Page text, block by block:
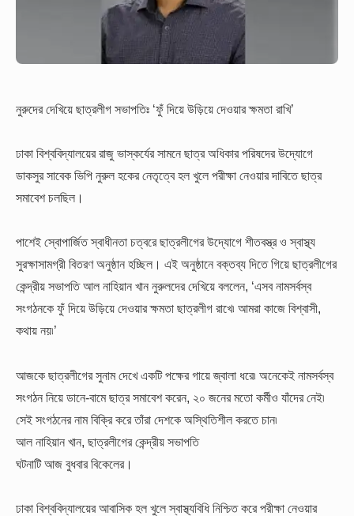
নুরুদের দেখিয়ে ছাত্রলীগ সভাপতিঃ ‘ফুঁ দিয়ে উড়িয়ে দেওয়ার ক্ষমতা রাখি’
ঢাকা বিশ্ববিদ্যালয়ের রাজু ভাস্কর্যের সামনে ছাত্র অধিকার পরিষদের উদ্যোগে
ডাকসুর সাবেক ভিপি নুরুল হকের নেতৃত্বে হল খুলে পরীক্ষা নেওয়ার দাবিতে ছাত্র
সমাবেশ চলছিল।
পাশেই স্বোপার্জিত স্বাধীনতা চত্বরে ছাত্রলীগের উদ্যোগে শীতবস্ত্র ও স্বাস্থ্য
সুরক্ষাসামগ্রী বিতরণ অনুষ্ঠান হচ্ছিল। এই অনুষ্ঠানে বক্তব্য দিতে গিয়ে ছাত্রলীগের
কেন্দ্রীয় সভাপতি আল নাহিয়ান খান নুরুলদের দেখিয়ে বললেন, ‘এসব নামসর্বস্ব
সংগঠনকে ফুঁ দিয়ে উড়িয়ে দেওয়ার ক্ষমতা ছাত্রলীগ রাখে৷ আমরা কাজে বিশ্বাসী,
কথায় নয়৷’
আজকে ছাত্রলীগের সুনাম দেখে একটি পক্ষের গায়ে জ্বালা ধরে৷ অনেকেই নামসর্বস্ব
সংগঠন নিয়ে ডানে-বামে ছাত্র সমাবেশ করেন, ২০ জনের মতো কর্মীও যাঁদের নেই৷
সেই সংগঠনের নাম বিক্রি করে তাঁরা দেশকে অস্থিতিশীল করতে চান৷
আল নাহিয়ান খান, ছাত্রলীগের কেন্দ্রীয় সভাপতি
ঘটনাটি আজ বুধবার বিকেলের।
ঢাকা বিশ্ববিদ্যালয়ের আবাসিক হল খুলে স্বাস্থ্যবিধি নিশ্চিত করে পরীক্ষা নেওয়ার